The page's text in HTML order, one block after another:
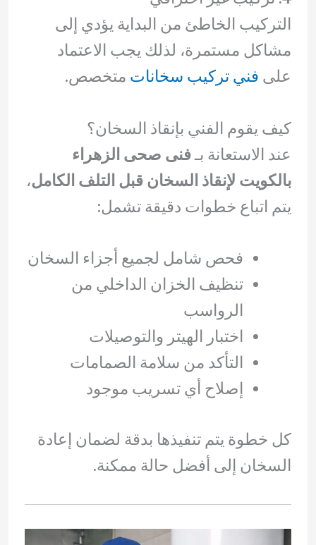
التركيب الخاطئ من البداية يؤدي إلى
مشاكل مستمرة، لذلك يجب الاعتماد
على فني تركيب سخانات متخصص.
كيف يقوم الفني بإنقاذ السخان؟
عند الاستعانة بـفنى صحى الزهراء
بالكويت لإنقاذ السخان قبل التلف الكامل،
يتم اتباع خطوات دقيقة تشمل:
فحص شامل لجميع أجزاء السخان
تنظيف الخزان الداخلي من
الرواسب
اختبار الهيتر والتوصيلات
التأكد من سلامة الصمامات
إصلاح أي تسريب موجود
كل خطوة يتم تنفيذها بدقة لضمان إعادة
السخان إلى أفضل حالة ممكنة.